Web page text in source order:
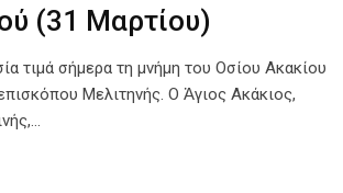
(31 Mαρτίου)
τιμά σήμερα τη μνήμη του Οσίου Ακακίου
Μελιτηνής. Ο Ἀγιος Ακάκιος,